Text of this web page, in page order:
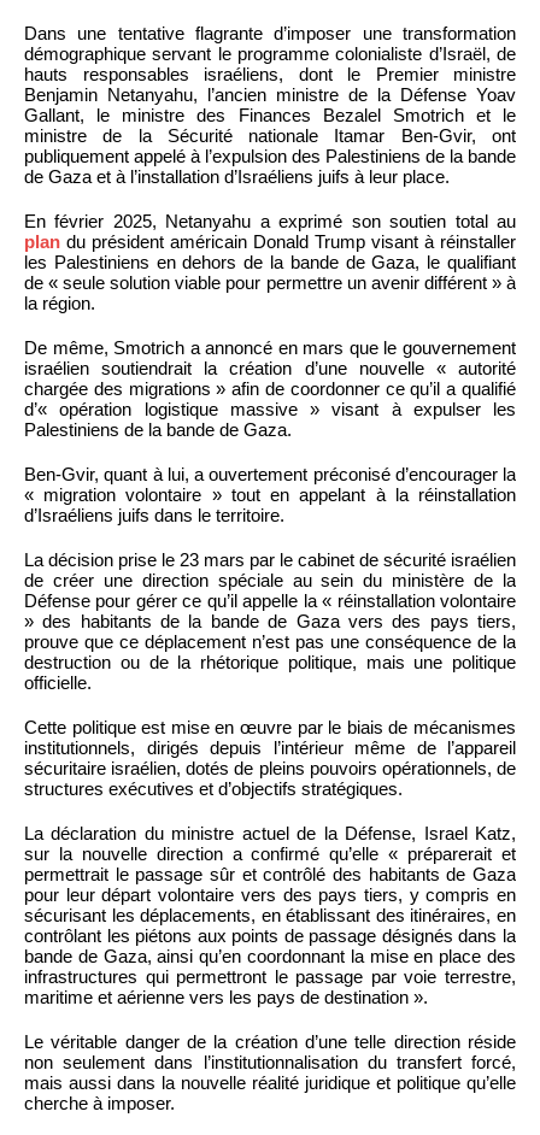
Dans une tentative flagrante d’imposer une transformation
démographique servant le programme colonialiste d’Israël, de
hauts responsables israéliens, dont le Premier ministre
Benjamin Netanyahu, l’ancien ministre de la Défense Yoav
Gallant, le ministre des Finances Bezalel Smotrich et le
ministre de la Sécurité nationale Itamar Ben-Gvir, ont
publiquement appelé à l’expulsion des Palestiniens de la bande
de Gaza et à l’installation d’Israéliens juifs à leur place.
En février 2025, Netanyahu a exprimé son soutien total au
plan du président américain Donald Trump visant à réinstaller
les Palestiniens en dehors de la bande de Gaza, le qualifiant
de « seule solution viable pour permettre un avenir différent » à
la région.
De même, Smotrich a annoncé en mars que le gouvernement
israélien soutiendrait la création d’une nouvelle « autorité
chargée des migrations » afin de coordonner ce qu’il a qualifié
d’« opération logistique massive » visant à expulser les
Palestiniens de la bande de Gaza.
Ben-Gvir, quant à lui, a ouvertement préconisé d’encourager la
« migration volontaire » tout en appelant à la réinstallation
d’Israéliens juifs dans le territoire.
La décision prise le 23 mars par le cabinet de sécurité israélien
de créer une direction spéciale au sein du ministère de la
Défense pour gérer ce qu’il appelle la « réinstallation volontaire
» des habitants de la bande de Gaza vers des pays tiers,
prouve que ce déplacement n’est pas une conséquence de la
destruction ou de la rhétorique politique, mais une politique
officielle.
Cette politique est mise en œuvre par le biais de mécanismes
institutionnels, dirigés depuis l’intérieur même de l’appareil
sécuritaire israélien, dotés de pleins pouvoirs opérationnels, de
structures exécutives et d’objectifs stratégiques.
La déclaration du ministre actuel de la Défense, Israel Katz,
sur la nouvelle direction a confirmé qu’elle « préparerait et
permettrait le passage sûr et contrôlé des habitants de Gaza
pour leur départ volontaire vers des pays tiers, y compris en
sécurisant les déplacements, en établissant des itinéraires, en
contrôlant les piétons aux points de passage désignés dans la
bande de Gaza, ainsi qu’en coordonnant la mise en place des
infrastructures qui permettront le passage par voie terrestre,
maritime et aérienne vers les pays de destination ».
Le véritable danger de la création d’une telle direction réside
non seulement dans l’institutionnalisation du transfert forcé,
mais aussi dans la nouvelle réalité juridique et politique qu’elle
cherche à imposer.